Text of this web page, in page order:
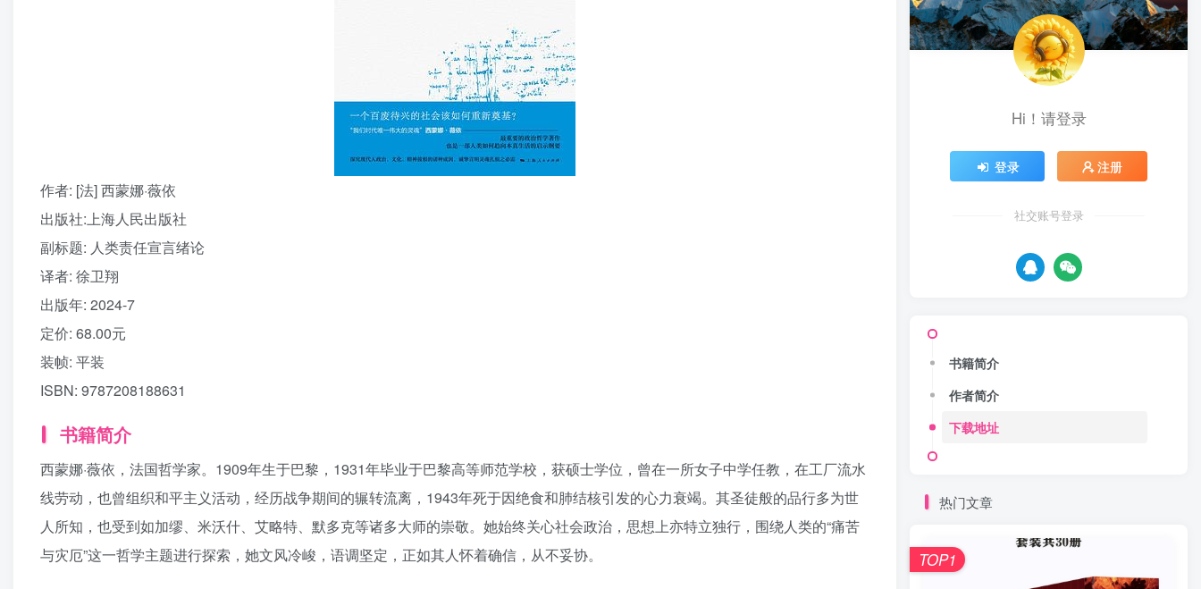
作者: [法] 西蒙娜·薇依
出版社:上海人民出版社
副标题: 人类责任宣言绪论
译者: 徐卫翔
出版年: 2024-7
定价: 68.00元
装帧: 平装
ISBN: 9787208188631
书籍简介
西蒙娜·薇依，法国哲学家。1909年生于巴黎，1931年毕业于巴黎高等师范学校，获硕士学位，曾在一所女子中学任教，在工厂流水
线劳动，也曾组织和平主义活动，经历战争期间的辗转流离，1943年死于因绝食和肺结核引发的心力衰竭。其圣徒般的品行多为世
人所知，也受到如加缪、米沃什、艾略特、默多克等诸多大师的崇敬。她始终关心社会政治，思想上亦特立独行，围绕人类的“痛苦
与灾厄”这一哲学主题进行探索，她文风冷峻，语调坚定，正如其人怀着确信，从不妥协。
Hi！请登录
登录 注册
社交账号登录
书籍简介
作者简介
下载地址
热门文章
TOP1
登录密码
记住登录
社交账号登录